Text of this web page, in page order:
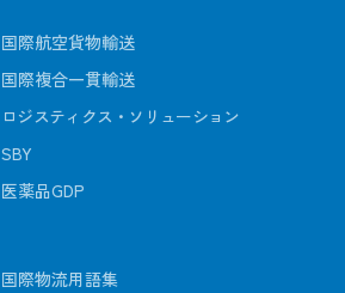
国際航空貨物輸送
国際複合一貫輸送
ロジスティクス・ソリューション
SBY
医薬品GDP
国際物流用語集